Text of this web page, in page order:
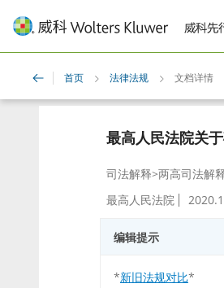
Breadcrumb
首页 法律法规 文档详情
最高人民法院关
司法解释>两高司法解
最高人民法院
编辑提示
*新旧法规对比*